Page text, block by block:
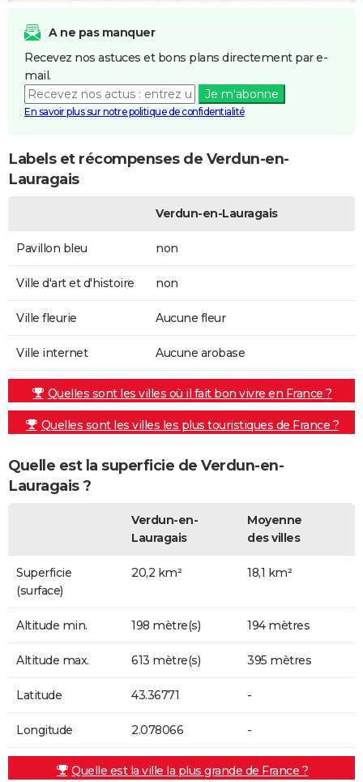
A ne pas manquer
Recevez nos astuces et bons plans directement par e-
mail.
Je m'abonne
En savoir plus sur notre politique de confidentialité
Labels et récompenses de Verdun-en-
Lauragais
Verdun-en-Lauragais
Pavillon bleu non
Ville d'art et d'histoire non
Ville fleurie Aucune fleur
Ville internet Aucune arobase
Quelles sont les villes où il fait bon vivre en France ?
Quelles sont les villes les plus touristiques de France ?
Quelle est la superficie de Verdun-en-
Lauragais ?
Verdun-en-
Lauragais
Moyenne
des villes
Superficie
(surface)
20,2 km² 18,1 km²
Altitude min. 198 mètre(s) 194 mètres
Altitude max. 613 mètre(s) 395 mètres
Latitude 43.36771 -
Longitude 2.078066 -
Quelle est la ville la plus grande de France ?